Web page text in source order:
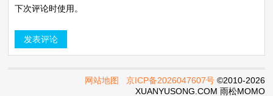
下次评论时使用。
网站地图 京ICP备2026047607号©2010-2026
XUANYUSONG.COM 雨松MOMO